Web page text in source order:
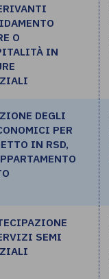
O
IN
DEGLI
PER
IN RSD,
SEMI